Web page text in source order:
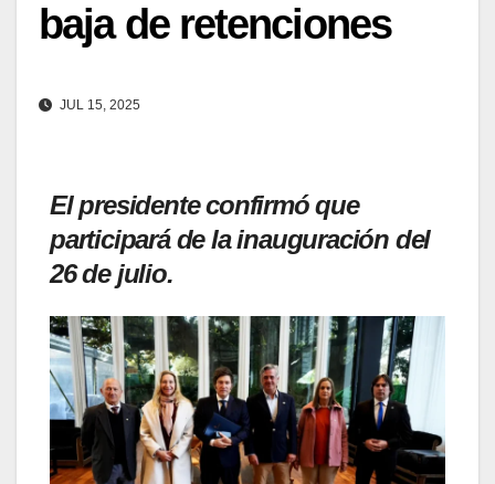
baja de retenciones
JUL 15, 2025
El presidente confirmó que
participará de la inauguración del
26 de julio.